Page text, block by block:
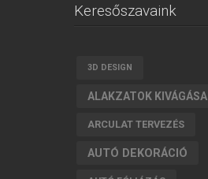
Keresőszavaink
3D DESIGN
ALAKZATOK KIVÁGÁSA
ARCULAT TERVEZÉS
AUTÓ DEKORÁCIÓ